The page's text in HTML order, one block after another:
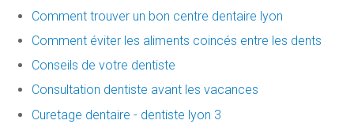
Comment trouver un bon centre dentaire lyon
Comment éviter les aliments coincés entre les dents
Conseils de votre dentiste
Consultation dentiste avant les vacances
Curetage dentaire - dentiste lyon 3